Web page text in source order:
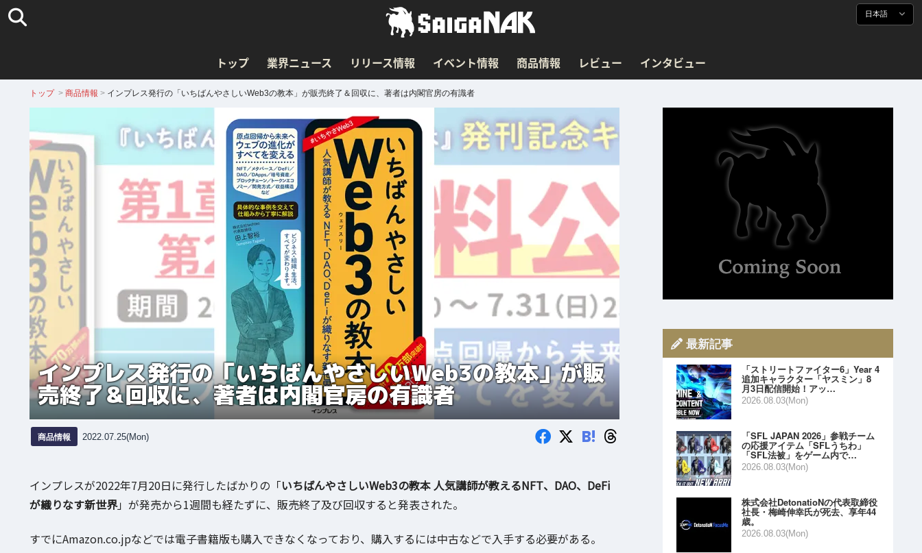
日本語
トップ 業界ニュース リリース情報 イベント情報 商品情報 レビュー インタビュー
トップ > 商品情報 > インプレス発行の「いちばんやさしいWeb3の教本」が販売終了＆回収に、著者は内閣官房の有識者
インプレス発行の「いちばんやさしいWeb3の教本」が販
売終了＆回収に、著者は内閣官房の有識者
商品情報 2022.07.25(Mon) B!
インプレスが2022年7月20日に発行したばかりの「いちばんやさしいWeb3の教本 人気講師が教えるNFT、DAO、DeFi
が織りなす新世界」が発売から1週間も経たずに、販売終了及び回収すると発表された。
すでにAmazon.co.jpなどでは電子書籍版も購入できなくなっており、購入するには中古などで入手する必要がある。
最新記事
「ストリートファイター6」Year 4
追加キャラクター「ヤスミン」8
月3日配信開始！アッ…
2026.08.03(Mon)
「SFL JAPAN 2026」参戦チーム
の応援アイテム「SFLうちわ」
「SFL法被」をゲーム内で…
2026.08.03(Mon)
株式会社DetonatioNの代表取締役
社長・梅崎伸幸氏が死去、享年44
歳。
2026.08.03(Mon)